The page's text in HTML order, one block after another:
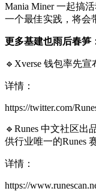
Mania Miner 一起搞
一个最佳实践，将会
更多基建也雨后春笋
🔹Xverse 钱包率先宣
详情：
https://twitter.com/
🔹Runes 中文社区出
供行业唯一的Runes
详情：
https://